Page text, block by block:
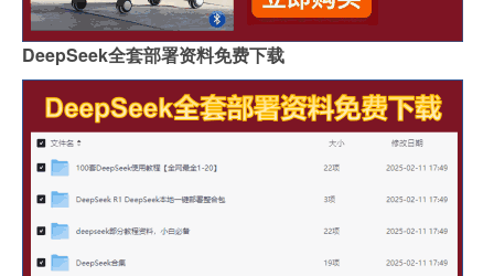
DeepSeek全套部署资料免费下载